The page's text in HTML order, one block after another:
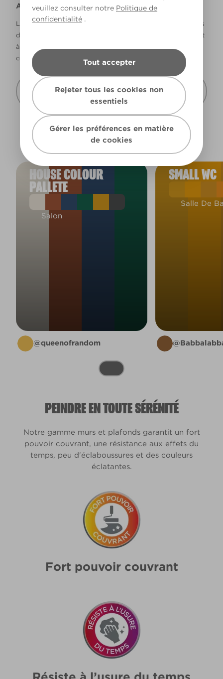
veuillez consulter notre Politique de
confidentialité .
Tout accepter
Rejeter tous les cookies non
essentiels
Gérer les préférences en matière
de cookies
Avertissement
La façon dont les couleurs s’affichent varie selon les écrans
d’ordinateur et les imprimantes. Les couleurs qui s’affichent
à l’écran et les couleurs imprimées peuvent ne pas
correspondre à la couleur réelle de la peinture.
Recevoir cette carte de couleur à mon
domicile
HOUSE COLOUR
PALLETE
Salon
@queenofrandom
SMALL WC
Salle De
PEINDRE EN TOUTE SÉRÉNITÉ
Notre gamme murs et plafonds garantit un fort
pouvoir couvrant, une résistance aux effets du
temps, peu d'éclaboussures et des couleurs
éclatantes.
Fort pouvoir couvrant